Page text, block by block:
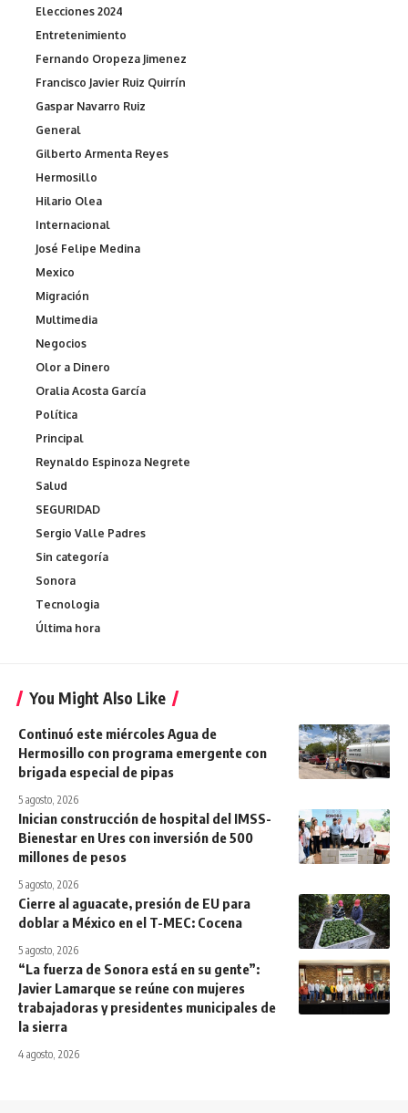
Elecciones 2024
Entretenimiento
Fernando Oropeza Jimenez
Francisco Javier Ruiz Quirrín
Gaspar Navarro Ruiz
General
Gilberto Armenta Reyes
Hermosillo
Hilario Olea
Internacional
José Felipe Medina
Mexico
Migración
Multimedia
Negocios
Olor a Dinero
Oralia Acosta García
Política
Principal
Reynaldo Espinoza Negrete
Salud
SEGURIDAD
Sergio Valle Padres
Sin categoría
Sonora
Tecnologia
Última hora
You Might Also Like
Continuó este miércoles Agua de
Hermosillo con programa emergente con
brigada especial de pipas
5 agosto, 2026
Inician construcción de hospital del IMSS-
Bienestar en Ures con inversión de 500
millones de pesos
5 agosto, 2026
Cierre al aguacate, presión de EU para
doblar a México en el T-MEC: Cocena
5 agosto, 2026
“La fuerza de Sonora está en su gente”:
Javier Lamarque se reúne con mujeres
trabajadoras y presidentes municipales de
la sierra
4 agosto, 2026